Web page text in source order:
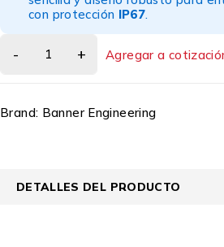
con protección IP67.
Agregar a
Brand: Banner Engineering
DETALLES DEL PRODUCTO